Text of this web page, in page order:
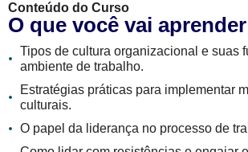
Conteúdo do Curso
O que você vai aprender
Tipos de cultura organizacional e suas
ambiente de trabalho.
Estratégias práticas para implementar
culturais.
O papel da liderança no processo de